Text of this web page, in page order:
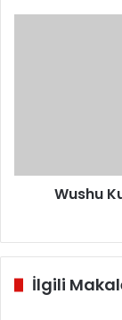
Wushu
İlgili